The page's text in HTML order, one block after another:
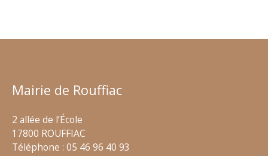
Mairie de Rouffiac
2 allée de l’École
17800 ROUFFIAC
Téléphone : 05 46 96 40 93